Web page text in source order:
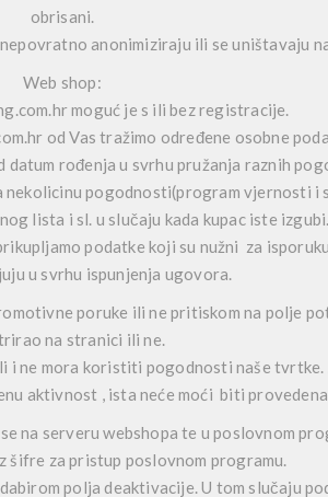
obrisani.
anonimiziraju ili se uništavaju
Web shop:
moguć je s ili bez registracije.
od Vas tražimo određene osobne
datum rođenja u svrhu pružanja raznih
pogodnosti(program vjernosti i
lista i sl. u slučaju kada kupac iste
podatke koji su nužni za
u svrhu ispunjenja ugovora.
poruke ili ne pritiskom na polje
na stranici ili ne.
i ne mora koristiti pogodnosti naše
aktivnost , ista neće moći biti
na serveru webshopa te u poslovnom
šifre za pristup poslovnom programu.
polja deaktivacije. U tom slučaju